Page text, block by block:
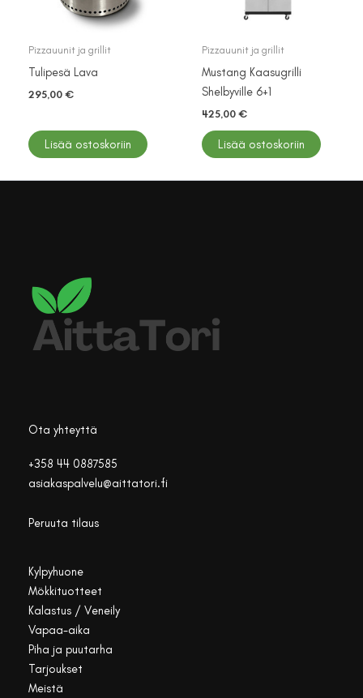
Pizzauunit ja grillit
Tulipesä Lava
295,00 €
Lisää ostoskoriin
Pizzauunit ja grillit
Mustang Kaasugrilli
Shelbyville 6+1
425,00 €
Lisää ostoskoriin
Ota yhteyttä
+358 44 0887585
asiakaspalvelu@aittatori.fi
Peruuta tilaus
Kylpyhuone
Mökkituotteet
Kalastus / Veneily
Vapaa-aika
Piha ja puutarha
Tarjoukset
Meistä